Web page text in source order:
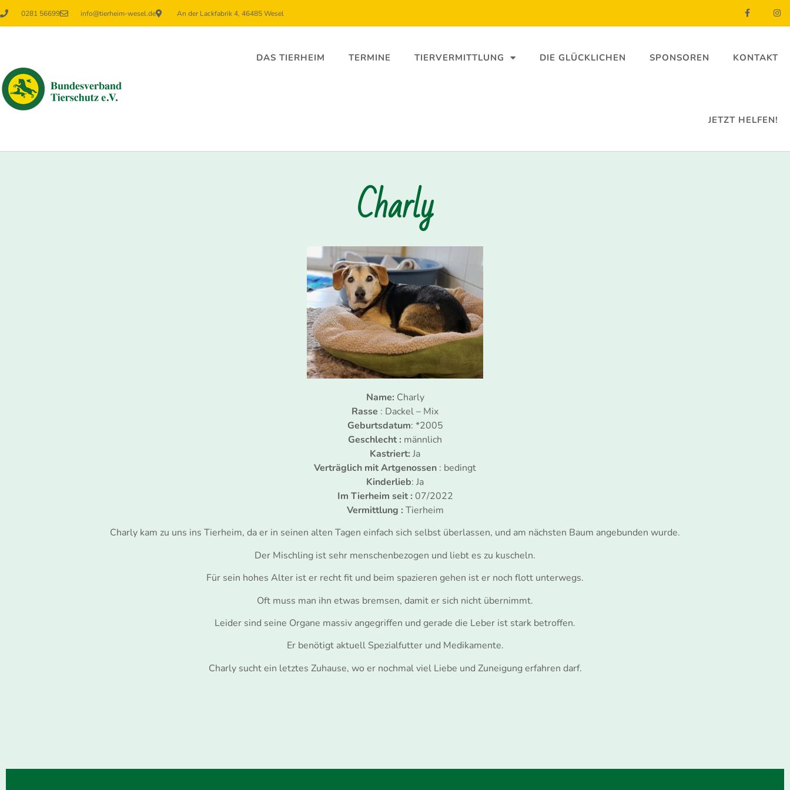
0281 56699 info@tierheim-wesel.de An der Lackfabrik 4, 46485 Wesel
DAS TIERHEIM TERMINE TIERVERMITTLUNG DIE GLÜCKLICHEN SPONSOREN KONTAKT
JETZT HELFEN!
Charly
Name: Charly
Rasse : Dackel – Mix
Geburtsdatum: *2005
Geschlecht : männlich
Kastriert: Ja
Verträglich mit Artgenossen : bedingt
Kinderlieb: Ja
Im Tierheim seit : 07/2022
Vermittlung : Tierheim
Charly kam zu uns ins Tierheim, da er in seinen alten Tagen einfach sich selbst überlassen, und am nächsten Baum angebunden wurde.
Der Mischling ist sehr menschenbezogen und liebt es zu kuscheln.
Für sein hohes Alter ist er recht fit und beim spazieren gehen ist er noch flott unterwegs.
Oft muss man ihn etwas bremsen, damit er sich nicht übernimmt.
Leider sind seine Organe massiv angegriffen und gerade die Leber ist stark betroffen.
Er benötigt aktuell Spezialfutter und Medikamente.
Charly sucht ein letztes Zuhause, wo er nochmal viel Liebe und Zuneigung erfahren darf.